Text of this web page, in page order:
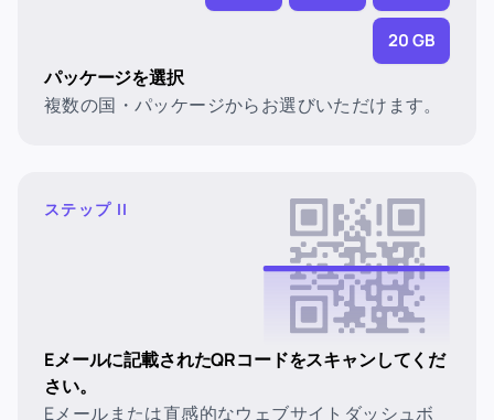
20 GB
パッケージを選択
複数の国・パッケージからお選びいただけます。
ステップ II
Eメールに記載されたQRコードをスキャンしてくだ
さい。
Eメールまたは直感的なウェブサイトダッシュボ